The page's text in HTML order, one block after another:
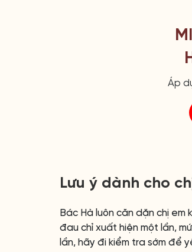
Áp
Lưu ý dành cho
Bác Hà luôn căn dặn chị
đau chỉ xuất hiện một lần,
lần, hãy đi kiểm tra sớm để